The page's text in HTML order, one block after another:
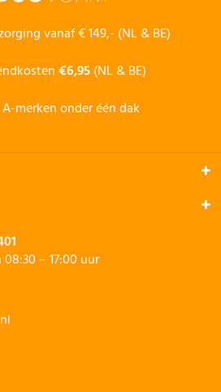
vanaf € 149,- (NL & BE)
€6,95(NL & BE)
merken onder één dak
– 17:00 uur